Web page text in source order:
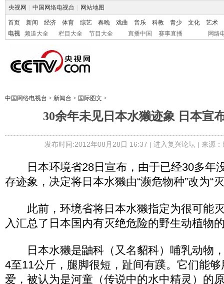
央视网 中国网络电视台 网站地图
首页 新闻 经济 体育 综艺 春晚 戏曲 音乐 科教 青少 文化
艺术
电视
频道大全 栏目大全 节目大全 直播中国 赛事直播 网络
中国网络电视台 > 新闻台 > 国际图文 >
30余年未见日本水獭迹象 日本宣
发布时间:2012年08月28日 16:37 | 进入复兴论坛| 来源
日本环境省28日宣布，由于已经30多年
存迹象，决定将日本水獭由“濒危物种”改为“
此前，环境省将日本水獭指定为很可能
入汇总了日本国内有灭绝危险的野生动植物
日本水獭是鼬科（又名貂科）哺乳动物
4至11公斤，腿脚很短，趾间有蹼。它们能
爱，被认为是河童（传说中的水中精灵）的